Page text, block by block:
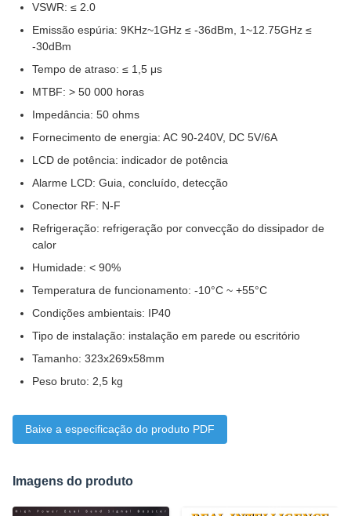
VSWR: ≤ 2.0
Emissão espúria: 9KHz~1GHz ≤ -36dBm, 1~12.75GHz ≤
-30dBm
Tempo de atraso: ≤ 1,5 μs
MTBF: > 50 000 horas
Impedância: 50 ohms
Fornecimento de energia: AC 90-240V, DC 5V/6A
LCD de potência: indicador de potência
Alarme LCD: Guia, concluído, detecção
Conector RF: N-F
Refrigeração: refrigeração por convecção do dissipador de
calor
Humidade: < 90%
Temperatura de funcionamento: -10°C ~ +55°C
Condições ambientais: IP40
Tipo de instalação: instalação em parede ou escritório
Tamanho: 323x269x58mm
Peso bruto: 2,5 kg
Baixe a especificação do produto PDF
Imagens do produto